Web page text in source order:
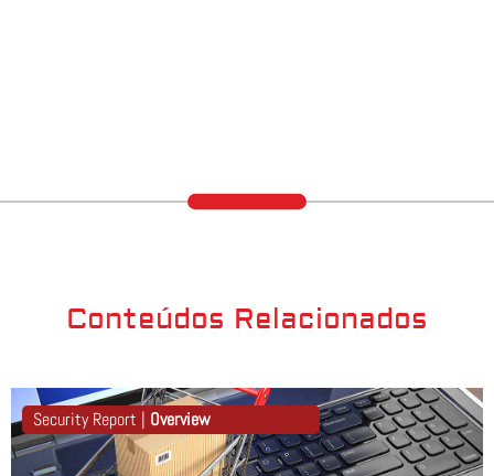
Conteúdos Relacionados
Security Report | Overview